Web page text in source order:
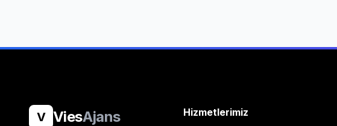
V ViesAjans Hizmetlerimiz